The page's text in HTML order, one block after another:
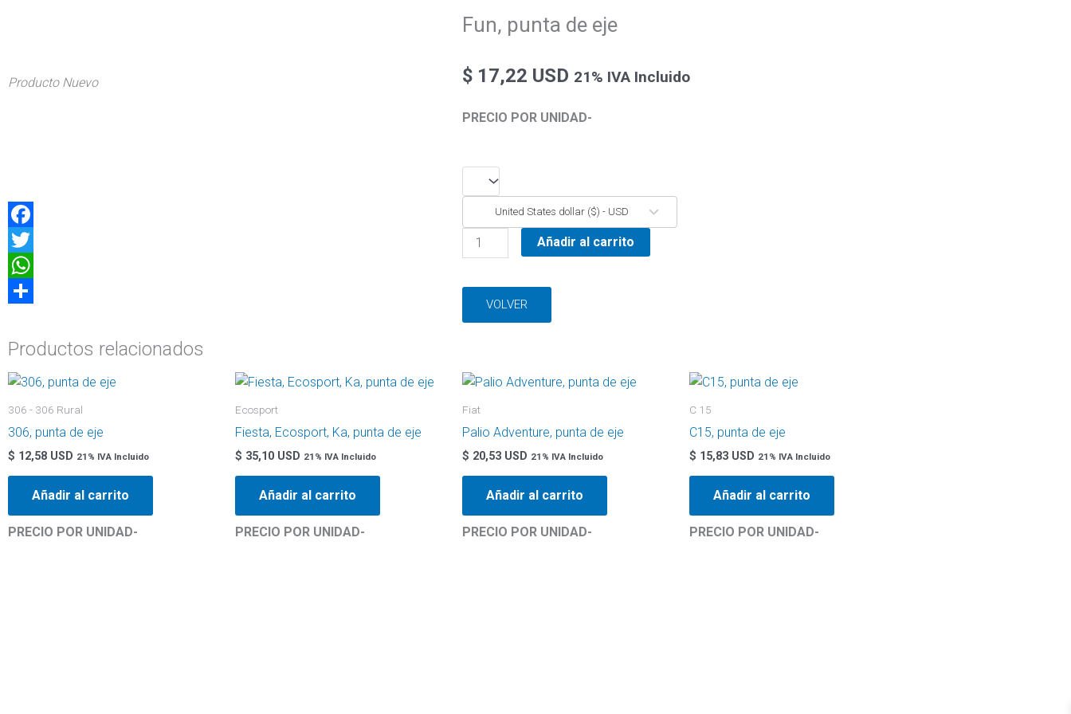
Producto Nuevo
Facebook
Twitter
WhatsApp
Fun, punta de eje
$ 17,22 USD 21% IVA Incluido
PRECIO POR UNIDAD-
United States dollar ($) - USD
punta
eje
cantidad
Añadir al carrito
VOLVER
Productos relacionados
306 - 306 Rural
306, punta de eje
$ 12,58 USD 21% IVA Incluido
Añadir al carrito
PRECIO POR UNIDAD-
Ecosport
Fiesta, Ecosport, Ka, punta de eje
$ 35,10 USD 21% IVA Incluido
Añadir al carrito
PRECIO POR UNIDAD-
Fiat
Palio Adventure, punta de eje
$ 20,53 USD 21% IVA Incluido
Añadir al carrito
PRECIO POR UNIDAD-
C 15
C15, punta de eje
$ 15,83 USD 21% IVA Incluido
Añadir al carrito
PRECIO POR UNIDAD-